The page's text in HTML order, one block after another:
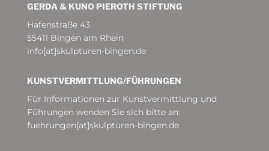
GERDA & KUNO PIEROTH STIFTUNG
Hafenstraße 43
55411 Bingen am Rhein
info[at]skulpturen-bingen.de
KUNSTVERMITTLUNG/­FÜHRUNGEN
Für Informationen zur Kunstvermittlung und
Führungen wenden Sie sich bitte an:
fuehrungen[at]skulpturen-bingen.de